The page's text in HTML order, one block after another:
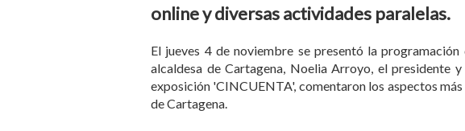
online y diversas actividades paralelas.
El jueves 4 de noviembre se presentó la
alcaldesa de Cartagena, Noelia Arroyo, el presidente
exposición 'CINCUENTA', comentaron los aspectos
de Cartagena.